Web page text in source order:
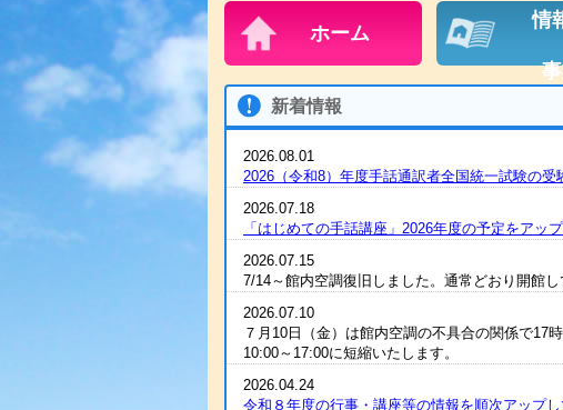
ホーム
情
新着情報
2026.08.01
2026（令和8）年度手話通訳者全国統一試験の受
2026.07.18
「はじめての手話講座」2026年度の予定をアッ
2026.07.15
7/14～館内空調復旧しました。通常どおり開館し
2026.07.10
７月10日（金）は館内空調の不具合の関係で17
10:00～17:00に短縮いたします。
2026.04.24
令和８年度の行事・講座等の情報を順次アップ